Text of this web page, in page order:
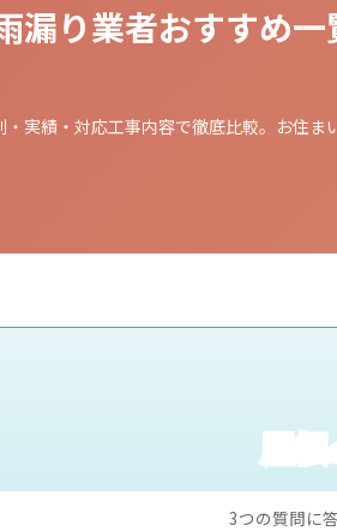
漏り業者おすすめ
実績・対応工事内容で徹底比較。お住ま
屋根
3つの質問に